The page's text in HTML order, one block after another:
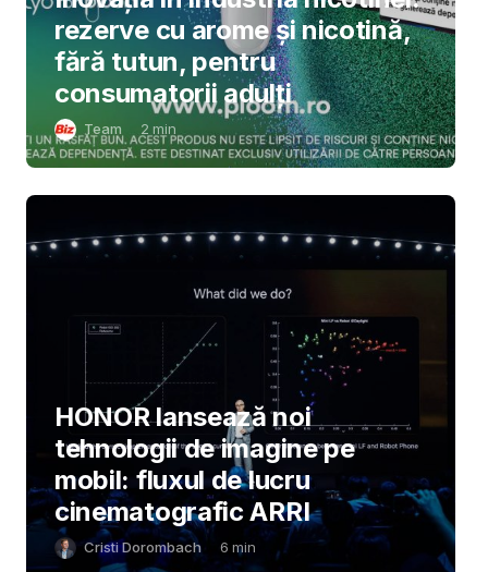
rezerve cu arome și nicotină,
fără tutun, pentru
consumatorii adulți
Team 2 min
HONOR lansează noi
tehnologii de imagine pe
mobil: fluxul de lucru
cinematografic ARRI
Cristi Dorombach 6 min